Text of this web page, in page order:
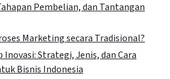
Pembelian, dan Tantangan
Marketing secara Tradisional?
Inovasi: Strategi, Jenis, dan Cara
Bisnis Indonesia